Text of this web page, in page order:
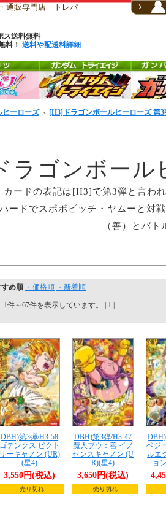
通販専門店｜トレパ
ス送料無料
料！ 送料や配送料詳細
ヒーローズ ＞ [H3]ドラゴンボールヒーローズ 第3
ラゴンボール
カードの表記は[H3]で第3弾と言わ
ードでスポポビッチ・ヤムーと対
（善）とバト
すめ順 ・価格順 ・新着順
件～67件を表示しています。 | 1 |
DBH)第3弾/H3-58
ゴテンクス ビクト
リーキャノン (UR)
(星4)
3,550円(税込)
売り切れ
DBH)第3弾/H3-47
魔人ブウ：善 イノ
センスキャノン (U
R)(星4)
3,650円(税込)
売り切れ
ベジ
ルエ
ョ